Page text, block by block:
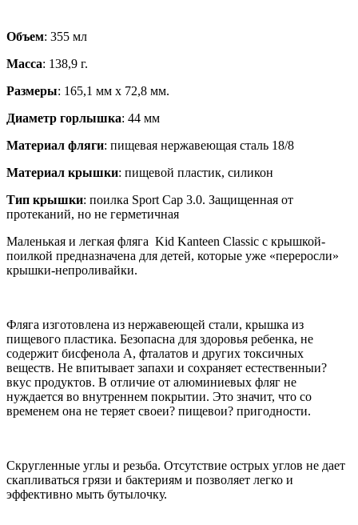
Объем: 355 мл
Масса: 138,9 г.
Размеры: 165,1 мм х 72,8 мм.
Диаметр горлышка: 44 мм
Материал фляги: пищевая нержавеющая сталь 18/8
Материал крышки: пищевой пластик, силикон
Тип крышки: поилка Sport Cap 3.0. Защищенная от
протеканий, но не герметичная
Маленькая и легкая фляга Kid Kanteen Classic с крышкой-
поилкой предназначена для детей, которые уже «переросли»
крышки-непроливайки.
Фляга изготовлена из нержавеющей стали, крышка из
пищевого пластика. Безопасна для здоровья ребенка, не
содержит бисфенола А, фталатов и других токсичных
веществ. Не впитывает запахи и сохраняет естественныи?
вкус продуктов. В отличие от алюминиевых фляг не
нуждается во внутреннем покрытии. Это значит, что со
временем она не теряет своеи? пищевои? пригодности.
Cкругленные углы и резьба. Отсутствие острых углов не дает
скапливаться грязи и бактериям и позволяет легко и
эффективно мыть бутылочку.